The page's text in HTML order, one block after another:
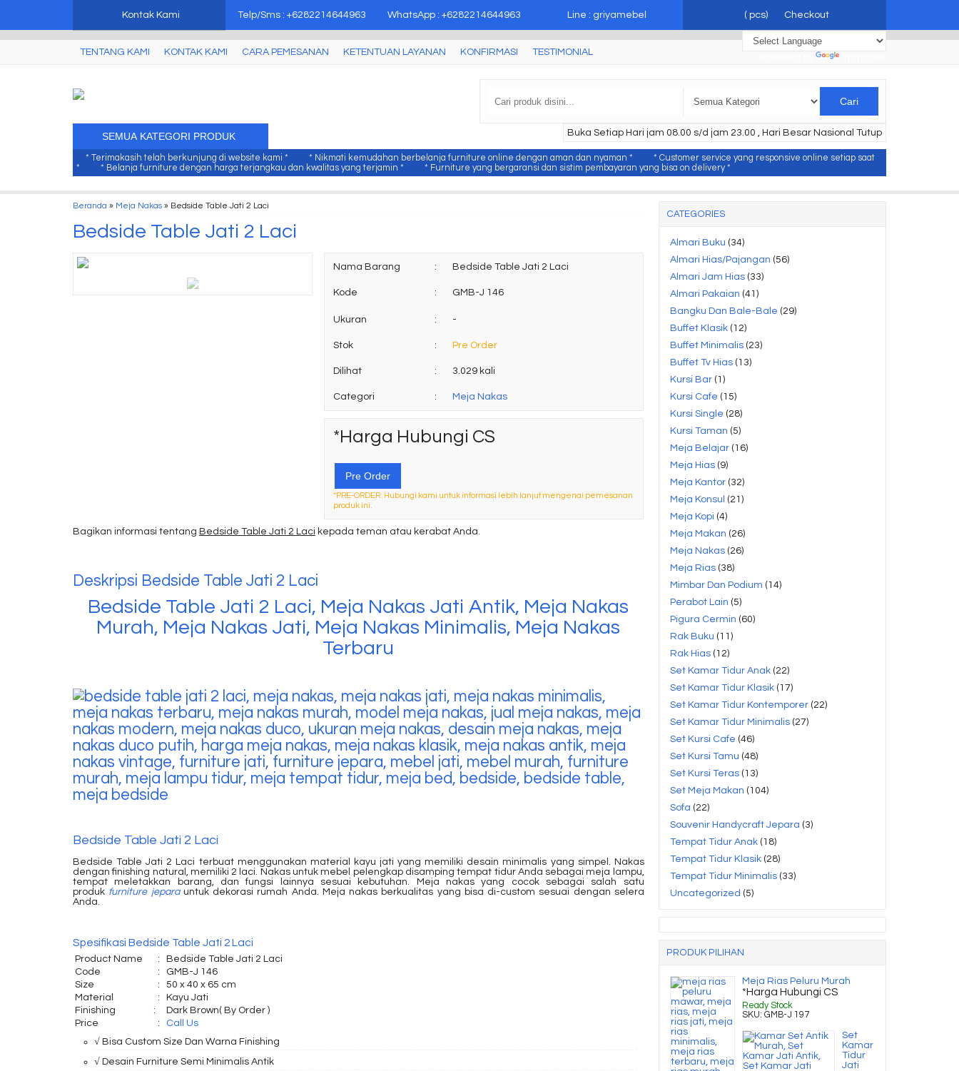
Kontak Kami
Telp/Sms : +6282214644963 WhatsApp : +6282214644963 Line : griyamebel ( pcs) Checkout
TENTANG KAMI KONTAK KAMI CARA PEMESANAN KETENTUAN LAYANAN KONFIRMASI TESTIMONIAL
Cari
Buka Setiap Hari jam 08.00 s/d jam 23.00 , Hari Besar Nasional Tutup
SEMUA KATEGORI PRODUK
* Terimakasih telah berkunjung di website kami * * Nikmati kemudahan berbelanja furniture online dengan aman dan nyaman *
* Customer service yang responsive online setiap saat
*
* Belanja furniture dengan harga terjangkau dan kwalitas yang terjamin * * Furniture yang bergaransi dan sistim pembayaran yang bisa on delivery *
Beranda » Meja Nakas » Bedside Table Jati 2 Laci
Bedside Table Jati 2 Laci
Nama Barang : Bedside Table Jati 2 Laci
Kode : GMB-J 146
Ukuran : -
Stok : Pre Order
Dilihat : 3.029 kali
Categori : Meja Nakas
*Harga Hubungi CS
Pre Order
*PRE-ORDER: Hubungi kami untuk informasi lebih lanjut mengenai pemesanan
produk ini.
Bagikan informasi tentang Bedside Table Jati 2 Laci kepada teman atau kerabat Anda.
Deskripsi Bedside Table Jati 2 Laci
Bedside Table Jati 2 Laci, Meja Nakas Jati Antik, Meja Nakas
Murah, Meja Nakas Jati, Meja Nakas Minimalis, Meja Nakas
Terbaru
Bedside Table Jati 2 Laci
Bedside Table Jati 2 Laci terbuat menggunakan material kayu jati yang memiliki desain minimalis yang simpel. Nakas
dengan finishing natural, memiliki 2 laci. Nakas untuk mebel pelengkap disamping tempat tidur Anda sebagai meja lampu,
tempat meletakkan barang, dan fungsi lainnya sesuai kebutuhan. Meja nakas yang cocok sebagai salah satu
produk furniture jeparauntuk dekorasi rumah Anda. Meja nakas berkualitas yang bisa di-custom sesuai dengan selera
Anda.
Spesifikasi Bedside Table Jati 2 Laci
Product Name :
Bedside Table Jati 2 Laci
Code
:
GMB-J 146
Size
:
50 x 40 x 65 cm
Material
:
Kayu Jati
Finishing
:
Dark Brown( By Order )
Price
:
Call Us
√ Bisa Custom Size Dan Warna Finishing
√ Desain Furniture Semi Minimalis Antik
CATEGORIES
Almari Buku (34)
Almari Hias/Pajangan (56)
Almari Jam Hias(33)
Almari Pakaian (41)
Bangku Dan Bale-Bale (29)
Buffet Klasik(12)
Buffet Minimalis(23)
Buffet Tv Hias(13)
Kursi Bar(1)
Kursi Cafe (15)
Kursi Single (28)
Kursi Taman (5)
Meja Belajar(16)
Meja Hias(9)
Meja Kantor(32)
Meja Konsul (21)
Meja Kopi (4)
Meja Makan (26)
Meja Nakas(26)
Meja Rias(38)
Mimbar Dan Podium (14)
Perabot Lain (5)
Pigura Cermin (60)
Rak Buku (11)
Rak Hias(12)
Set Kamar Tidur Anak(22)
Set Kamar Tidur Klasik(17)
Set Kamar Tidur Kontemporer(22)
Set Kamar Tidur Minimalis(27)
Set Kursi Cafe (46)
Set Kursi Tamu (48)
Set Kursi Teras(13)
Set Meja Makan (104)
Sofa (22)
Souvenir Handycraft Jepara (3)
Tempat Tidur Anak(18)
Tempat Tidur Klasik(28)
Tempat Tidur Minimalis(33)
Uncategorized (5)
PRODUK PILIHAN
Meja Rias Peluru Murah
*Harga Hubungi CS
Ready Stock
SKU: GMB-J 197
Set
Kamar
Tidur
Jati